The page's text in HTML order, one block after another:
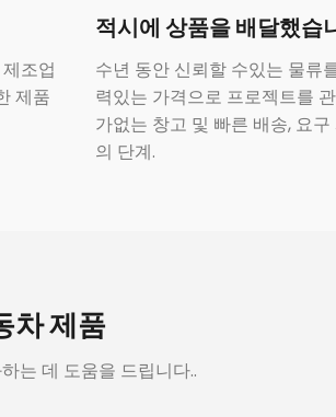
조업
제품
적시에 상품을 배달했습
수년 동안 신뢰할 수있는 물류
력있는 가격으로 프로젝트를
가없는 창고 및 빠른 배송, 요
의 단계.
차 제품
는 데 도움을 드립니다..